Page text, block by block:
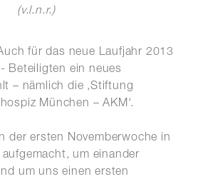
(v.l.n.r.)
für das neue Laufjahr 2013
Beteiligten ein neues
– nämlich die ‚Stiftung
München – AKM‘.
der ersten Novemberwoche in
um einander
um uns einen ersten